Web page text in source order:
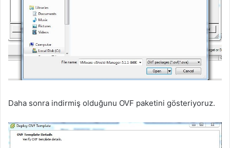
Daha sonra indirmiş olduğunu OVF paketini gösteriyoruz.